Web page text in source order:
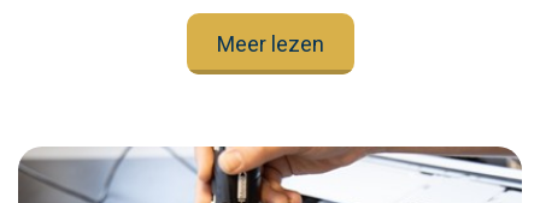
Meer lezen